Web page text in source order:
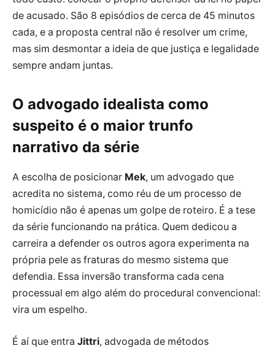
de acusado. São 8 episódios de cerca de 45 minutos
cada, e a proposta central não é resolver um crime,
mas sim desmontar a ideia de que justiça e legalidade
sempre andam juntas.
O advogado idealista como
suspeito é o maior trunfo
narrativo da série
A escolha de posicionar Mek, um advogado que
acredita no sistema, como réu de um processo de
homicídio não é apenas um golpe de roteiro. É a tese
da série funcionando na prática. Quem dedicou a
carreira a defender os outros agora experimenta na
própria pele as fraturas do mesmo sistema que
defendia. Essa inversão transforma cada cena
processual em algo além do procedural convencional:
vira um espelho.
É aí que entra Jittri, advogada de métodos